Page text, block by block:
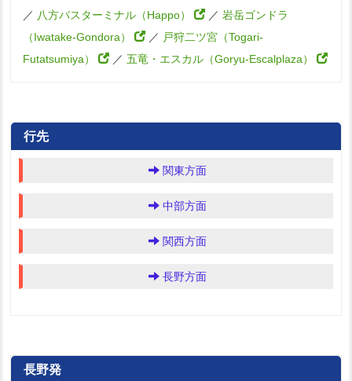
／ 八方バスターミナル（Happo） ／ 岩岳ゴンドラ
（Iwatake-Gondora）
／ 戸狩二ツ宮（Togari-
Futatsumiya）
／ 五竜・エスカル（Goryu-Escalplaza）
行先
関東方面
中部方面
関西方面
長野方面
長野発